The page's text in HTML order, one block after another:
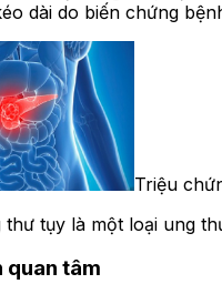
dài do biến chứng
Triệu
thư tụy là một loại ung
quan tâm